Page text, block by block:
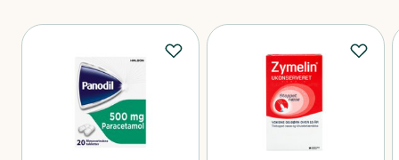
Produkter